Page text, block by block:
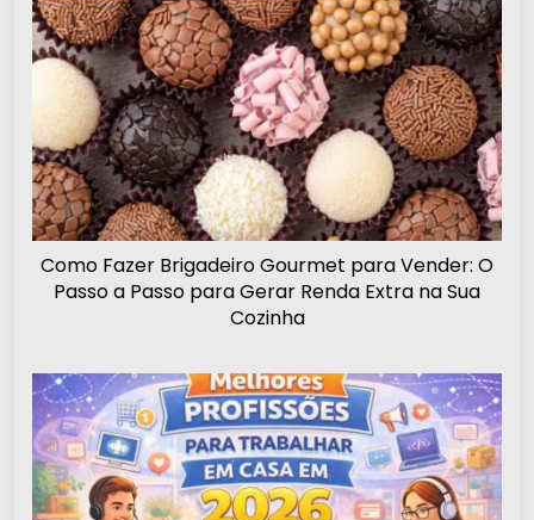
Como Fazer Brigadeiro Gourmet para Vender: O
Passo a Passo para Gerar Renda Extra na Sua
Cozinha